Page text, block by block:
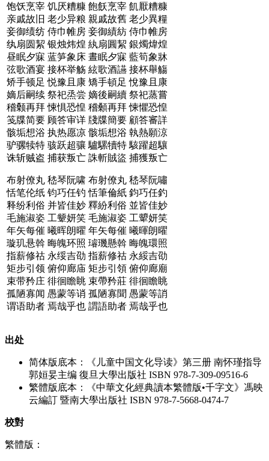
饱饫烹宰 饥厌糟糠
亲戚故旧 老少异粮
妾御绩纺 侍巾帷房
纨扇圆絜 银烛炜煌
昼眠夕寐 蓝笋象床
弦歌酒宴 接杯举觞
矫手顿足 悦豫且康
嫡后嗣续 祭祀烝尝
稽颡再拜 悚惧恐惶
笺牒简要 顾答审详
骸垢想浴 执热愿凉
驴骡犊特 骇跃超骧
诛斩贼盗 捕获叛亡
布射僚丸 嵇琴阮啸
恬笔伦纸 钧巧任钓
释纷利俗 并皆佳妙
毛施淑姿 工颦妍笑
年矢每催 曦晖朗曜
璇玑悬斡 晦魄环照
指薪修祜 永绥吉劭
矩步引领 俯仰廊庙
束带矜庄 徘徊瞻眺
孤陋寡闻 愚蒙等诮
谓语助者 焉哉乎也
飽飫烹宰 飢厭糟糠
親戚故舊 老少異糧
妾御績紡 侍巾帷房
紈扇圓絜 銀燭煒煌
晝眠夕寐 藍筍象牀
絃歌酒讌 接杯舉觴
矯手頓足 悅豫且康
嫡後嗣續 祭祀蒸嘗
稽顙再拜 悚懼恐惶
牋牒簡要 顧答審詳
骸垢想浴 執熱願涼
驢騾犢特 駭躍超驤
誅斬賊盜 捕獲叛亡
布射僚丸 嵇琴阮嘯
恬筆倫紙 鈞巧任釣
釋紛利俗 並皆佳妙
毛施淑姿 工顰妍笑
年矢每催 曦暉朗曜
璿璣懸斡 晦魄環照
指薪修祜 永綏吉劭
矩步引領 俯仰廊廟
束帶矜莊 徘徊瞻眺
孤陋寡聞 愚蒙等誚
謂語助者 焉哉乎也
出处
简体版底本：《儿童中国文化导读》第三册 南怀瑾指导
郭姮妟主编 復旦大學出版社 ISBN 978-7-309-09516-6
繁體版底本：《中華文化經典讀本繁體版•千字文》馮映
云編訂 暨南大學出版社 ISBN 978-7-5668-0474-7
校對
繁體版：